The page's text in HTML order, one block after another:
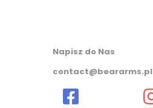
Napisz do Nas
contact@beararms.pl